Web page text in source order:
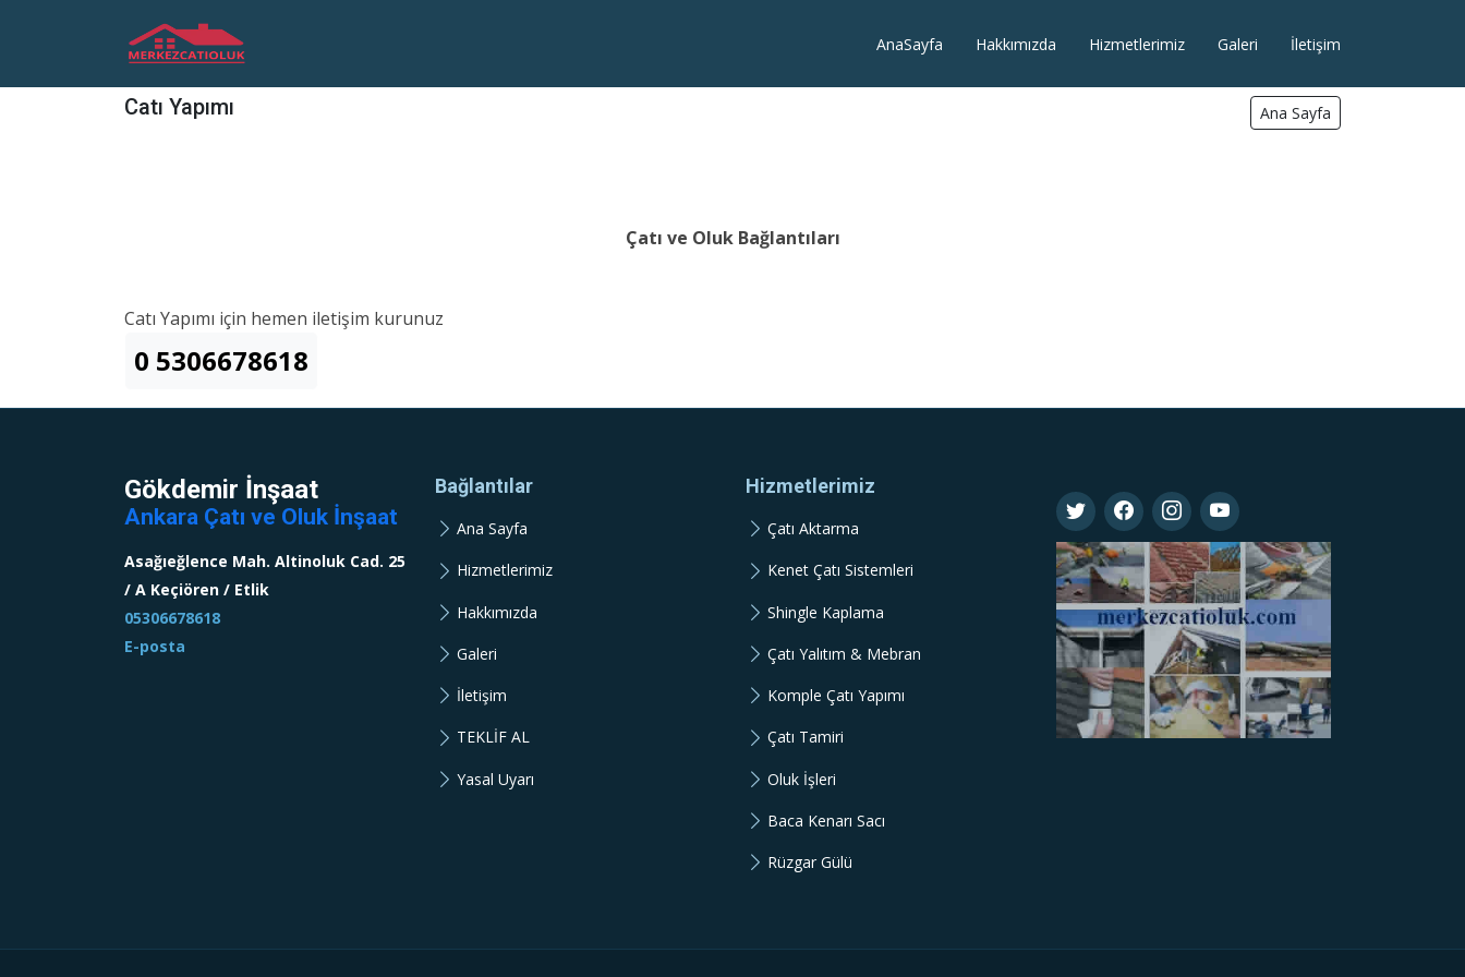
AnaSayfa Hakkımızda Hizmetlerimiz Galeri İletişim
Catı Yapımı Ana Sayfa
Çatı ve Oluk Bağlantıları
Catı Yapımı için hemen iletişim kurunuz
0 5306678618
Gökdemir İnşaat
Ankara Çatı ve Oluk İnşaat
Asağıeğlence Mah. Altinoluk Cad. 25
/ A Keçiören / Etlik
05306678618
E-posta
Bağlantılar
Ana Sayfa
Hizmetlerimiz
Hakkımızda
Galeri
İletişim
TEKLİF AL
Yasal Uyarı
Hizmetlerimiz
Çatı Aktarma
Kenet Çatı Sistemleri
Shingle Kaplama
Çatı Yalıtım & Mebran
Komple Çatı Yapımı
Çatı Tamiri
Oluk İşleri
Baca Kenarı Sacı
Rüzgar Gülü